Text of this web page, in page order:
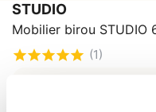
STUDIO
Mobilier birou STUDIO
(1)